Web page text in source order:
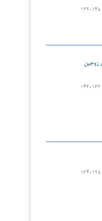
۱۳۲-۱۴۵
زوجین
۱۴۳-۱۶۳
۱۶۴-۱۷۵